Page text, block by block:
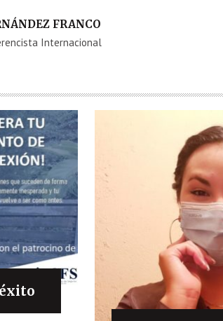
FRANCO
Internacional
Trump
usado en
NOTICIAS